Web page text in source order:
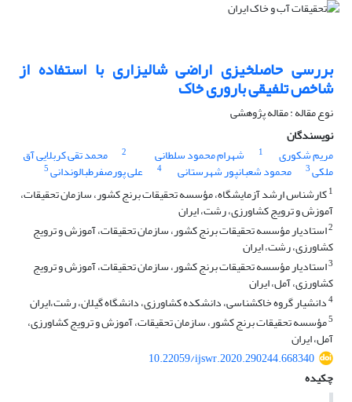
بررسی حاصلخیزی اراضی شالیزاری با استفاده از
شاخص تلفیقی باروری خاک
نوع مقاله : مقاله پژوهشی
نویسندگان
مریم شکوری
1 شهرام محمود سلطانی 2 محمد تقی کربلایی آق
ملکی3 محمود شعبانپور شهرستانی 4 علی پورصفرطبالوندانی5
1کارشناس ارشد آزمایشگاه، مؤسسه تحقیقات برنج کشور، سازمان تحقیقات،
آموزش و ترویج کشاورزی، رشت، ایران
2استادیار مؤسسه تحقیقات برنج کشور، سازمان تحقیقات، آموزش و ترویج
کشاورزی، رشت، ایران
3استادیار مؤسسه تحقیقات برنج کشور، سازمان تحقیقات، آموزش و ترویج
کشاورزی، آمل، ایران
4دانشیار گروه خاکشناسى، دانشکده کشاورزى، دانشگاه گیلان، رشت،ایران
5مؤسسه تحقیقات برنج کشور، سازمان تحقیقات، آموزش و ترویج کشاورزی،
آمل، ایران
10.22059/ijswr.2020.290244.668340
چکیده